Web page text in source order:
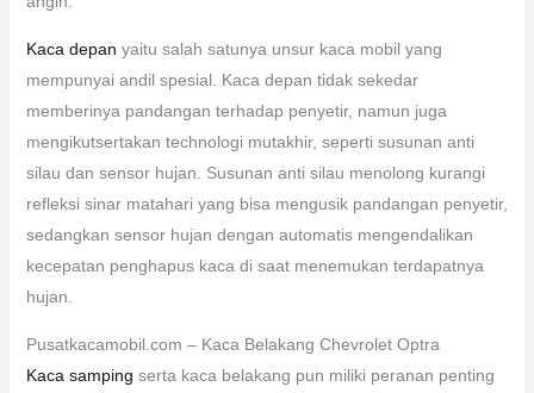
Kaca depan yaitu salah satunya unsur kaca mobil yang
mempunyai andil spesial. Kaca depan tidak sekedar
memberinya pandangan terhadap penyetir, namun juga
mengikutsertakan technologi mutakhir, seperti susunan anti
silau dan sensor hujan. Susunan anti silau menolong kurangi
refleksi sinar matahari yang bisa mengusik pandangan penyetir,
sedangkan sensor hujan dengan automatis mengendalikan
kecepatan penghapus kaca di saat menemukan terdapatnya
hujan.
Pusatkacamobil.com – Kaca Belakang Chevrolet Optra
Kaca samping serta kaca belakang pun miliki peranan penting